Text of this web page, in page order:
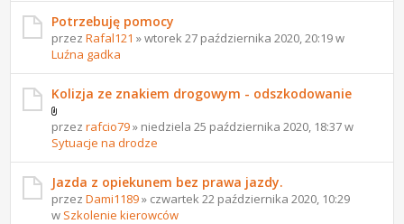
Potrzebuję pomocy
przezRafal121 » wtorek 27 października 2020, 20:19 w
Luźna gadka
Kolizja ze znakiem drogowym - odszkodowanie
przezrafcio79» niedziela 25 października 2020, 18:37 w
Sytuacje na drodze
Jazda z opiekunem bez prawa jazdy.
przezDami1189» czwartek 22 października 2020, 10:29
w Szkolenie kierowców